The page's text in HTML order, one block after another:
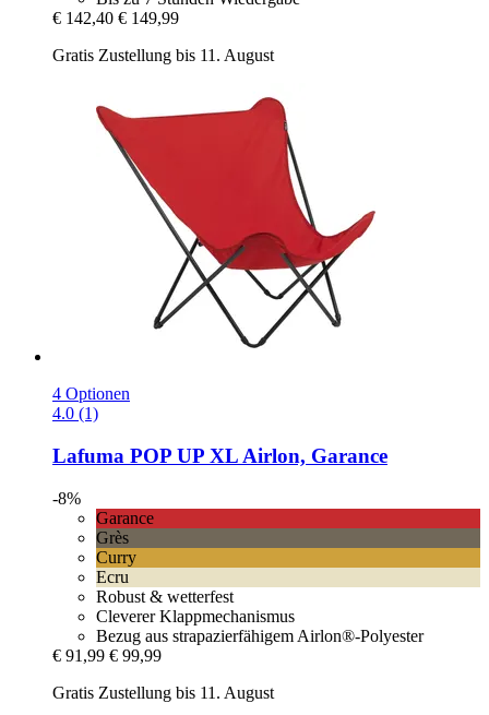
€ 142,40 € 149,99
Gratis Zustellung bis 11. August
4 Optionen
4.0 (1)
Lafuma POP UP XL Airlon, Garance
-8%
Garance
Grès
Curry
Ecru
Robust & wetterfest
Cleverer Klappmechanismus
Bezug aus strapazierfähigem Airlon®-Polyester
€ 91,99 € 99,99
Gratis Zustellung bis 11. August